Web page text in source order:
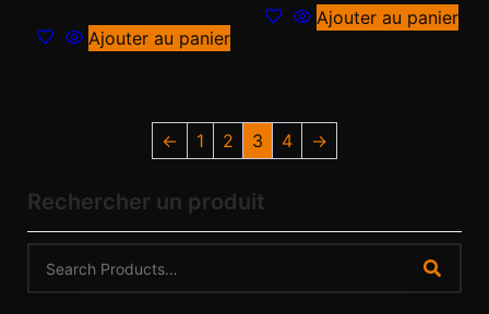
Ajouter au panier
Ajouter au panier
← 1 2 3 4 →
Rechercher un produit